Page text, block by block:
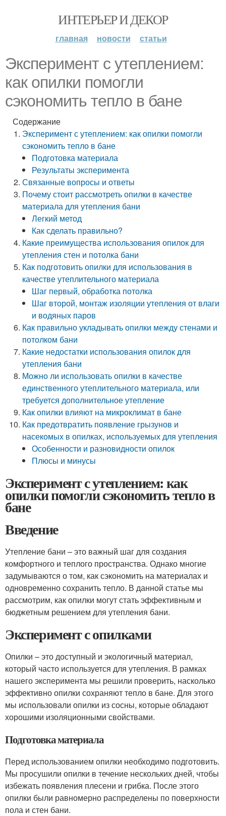
ИНТЕРЬЕР И ДЕКОР
главная новости статьи
Эксперимент с утеплением:
как опилки помогли
сэкономить тепло в бане
Содержание
Эксперимент с утеплением: как опилки помогли
сэкономить тепло в бане
Подготовка материала
Результаты эксперимента
Связанные вопросы и ответы
Почему стоит рассмотреть опилки в качестве
материала для утепления бани
Легкий метод
Как сделать правильно?
Какие преимущества использования опилок для
утепления стен и потолка бани
Как подготовить опилки для использования в
качестве утеплительного материала
Шаг первый, обработка потолка
Шаг второй, монтаж изоляции утепления от влаги
и водяных паров
Как правильно укладывать опилки между стенами и
потолком бани
Какие недостатки использования опилок для
утепления бани
Можно ли использовать опилки в качестве
единственного утеплительного материала, или
требуется дополнительное утепление
Как опилки влияют на микроклимат в бане
Как предотвратить появление грызунов и
насекомых в опилках, используемых для утепления
Особенности и разновидности опилок
Плюсы и минусы
Эксперимент с утеплением: как
опилки помогли сэкономить тепло в
бане
Введение
Утепление бани – это важный шаг для создания
комфортного и теплого пространства. Однако многие
задумываются о том, как сэкономить на материалах и
одновременно сохранить тепло. В данной статье мы
рассмотрим, как опилки могут стать эффективным и
бюджетным решением для утепления бани.
Эксперимент с опилками
Опилки – это доступный и экологичный материал,
который часто используется для утепления. В рамках
нашего эксперимента мы решили проверить, насколько
эффективно опилки сохраняют тепло в бане. Для этого
мы использовали опилки из сосны, которые обладают
хорошими изоляционными свойствами.
Подготовка материала
Перед использованием опилки необходимо подготовить.
Мы просушили опилки в течение нескольких дней, чтобы
избежать появления плесени и грибка. После этого
опилки были равномерно распределены по поверхности
пола и стен бани.